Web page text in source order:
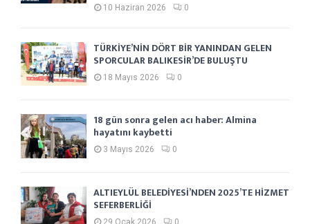
10 Haziran 2026 0
TÜRKİYE’NİN DÖRT BİR YANINDAN GELEN
SPORCULAR BALIKESİR’DE BULUŞTU
18 Mayıs 2026 0
18 gün sonra gelen acı haber: Almina
hayatını kaybetti
3 Mayıs 2026 0
ALTIEYLÜL BELEDİYESİ’NDEN 2025’TE HİZMET
SEFERBERLİĞİ
29 Ocak 2026 0